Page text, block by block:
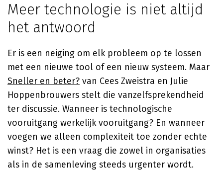
Meer technologie is niet altijd
het antwoord
Er is een neiging om elk probleem op te lossen
met een nieuwe tool of een nieuw systeem. Maar
Sneller en beter? van Cees Zweistra en Julie
Hoppenbrouwers stelt die vanzelfsprekendheid
ter discussie. Wanneer is technologische
vooruitgang werkelijk vooruitgang? En wanneer
voegen we alleen complexiteit toe zonder echte
winst? Het is een vraag die zowel in organisaties
als in de samenleving steeds urgenter wordt.